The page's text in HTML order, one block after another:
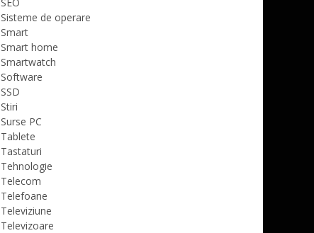
Sisteme de operare
Smart
Smart home
Smartwatch
Software
SSD
Stiri
Surse PC
Tablete
Tastaturi
Tehnologie
Telecom
Telefoane
Televiziune
Televizoare